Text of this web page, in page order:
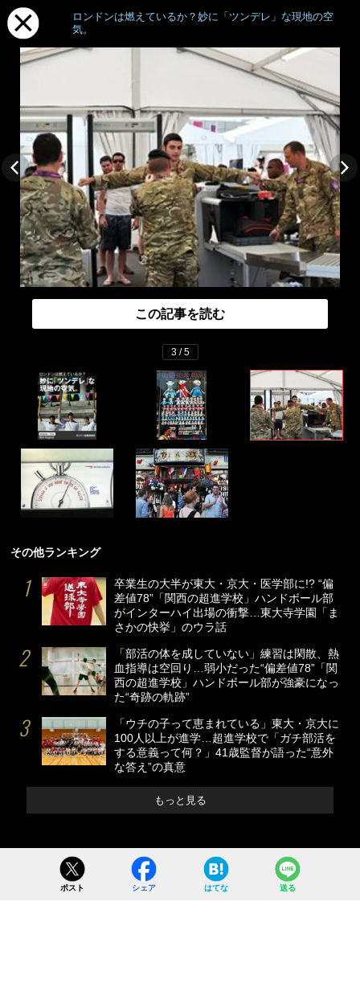
ロンドンは燃えているか？妙に「ツンデレ」な現地の空
気。
この記事を読む
3 / 5
その他ランキング
卒業生の大半が東大・京大・医学部に!? “偏
差値78”「関西の超進学校」ハンドボール部
がインターハイ出場の衝撃…東大寺学園「ま
さかの快挙」のウラ話
「部活の体を成していない」練習は閑散、熱
血指導は空回り…弱小だった“偏差値78”「関
西の超進学校」ハンドボール部が強豪になっ
た“奇跡の軌跡”
「ウチの子って恵まれている」東大・京大に
100人以上が進学…超進学校で「ガチ部活を
する意義って何？」41歳監督が語った“意外
な答え”の真意
もっと見る
ポスト シェア はてな 送る